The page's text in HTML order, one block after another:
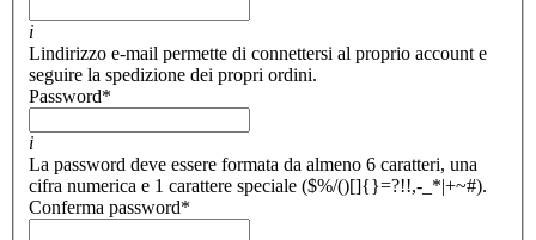
i
Lindirizzo e-mail permette di connettersi al proprio account e
seguire la spedizione dei propri ordini.
Password*
i
La password deve essere formata da almeno 6 caratteri, una
cifra numerica e 1 carattere speciale ($%/()[]{}=?!!,-_*|+~#).
Conferma password*